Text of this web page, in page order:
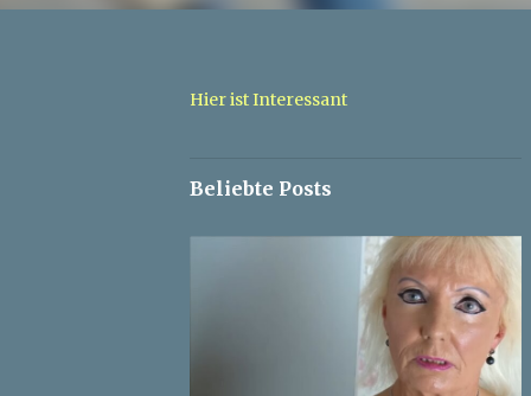
Hier ist Interessant
Beliebte Posts